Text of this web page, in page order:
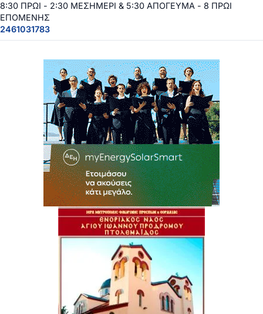
8:30 ΠΡΩΙ - 2:30 ΜΕΣΗΜΕΡΙ & 5:30 ΑΠΟΓΕΥΜΑ - 8 ΠΡΩΙ
ΕΠΟΜΕΝΗΣ
2461031783